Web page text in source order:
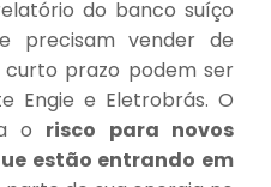
do banco suíço
precisam vender de
prazo podem ser
Engie e Eletrobrás. O
o risco para novos
estão entrando em